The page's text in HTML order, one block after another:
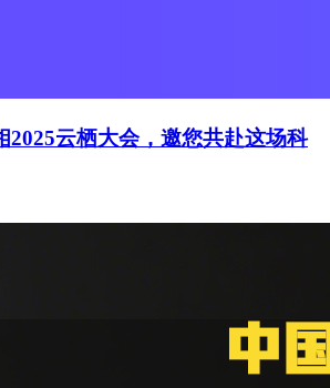
2025云栖大会，邀您共赴这场科